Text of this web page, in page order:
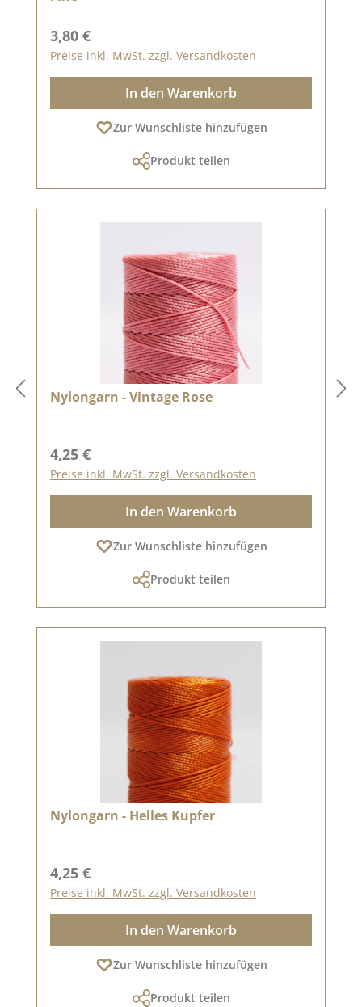
Regulärer Preis:
3,80 €
Preise inkl. MwSt. zzgl. Versandkosten
In den Warenkorb
Zur Wunschliste hinzufügen
Produkt teilen
Nylongarn - Vintage Rose
Regulärer Preis:
4,25 €
Preise inkl. MwSt. zzgl. Versandkosten
In den Warenkorb
Zur Wunschliste hinzufügen
Produkt teilen
Nylongarn - Helles Kupfer
Regulärer Preis:
4,25 €
Preise inkl. MwSt. zzgl. Versandkosten
In den Warenkorb
Zur Wunschliste hinzufügen
Produkt teilen